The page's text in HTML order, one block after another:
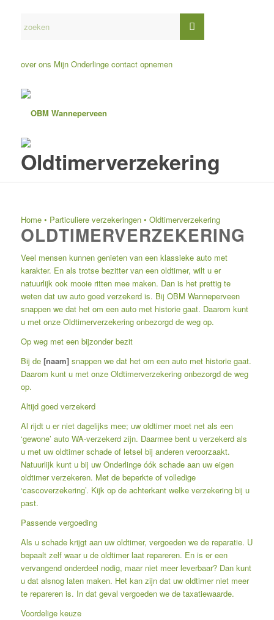
over ons Mijn Onderlinge contact opnemen
Oldtimerverzekering
Home• Particuliere verzekeringen• Oldtimerverzekering
OLDTIMERVERZEKERING
Veel mensen kunnen genieten van een klassieke auto met
karakter. En als trotse bezitter van een oldtimer, wilt u er
natuurlijk ook mooie ritten mee maken. Dan is het prettig te
weten dat uw auto goed verzekerd is. Bij OBM Wanneperveen
snappen we dat het om een auto met historie gaat. Daarom kunt
u met onze Oldtimerverzekering onbezorgd de weg op.
Op weg met een bijzonder bezit
Bij de [naam]snappen we dat het om een auto met historie gaat.
Daarom kunt u met onze Oldtimerverzekering onbezorgd de weg
op.
Altijd goed verzekerd
Al rijdt u er niet dagelijks mee; uw oldtimer moet net als een
‘gewone’ auto WA-verzekerd zijn. Daarmee bent u verzekerd als
u met uw oldtimer schade of letsel bij anderen veroorzaakt.
Natuurlijk kunt u bij uw Onderlinge óók schade aan uw eigen
oldtimer verzekeren. Met de beperkte of volledige
‘cascoverzekering’. Kijk op de achterkant welke verzekering bij u
past.
Passende vergoeding
Als u schade krijgt aan uw oldtimer, vergoeden we de reparatie. U
bepaalt zelf waar u de oldtimer laat repareren. En is er een
vervangend onderdeel nodig, maar niet meer leverbaar? Dan kunt
u dat alsnog laten maken. Het kan zijn dat uw oldtimer niet meer
te repareren is. In dat geval vergoeden we de taxatiewaarde.
Voordelige keuze